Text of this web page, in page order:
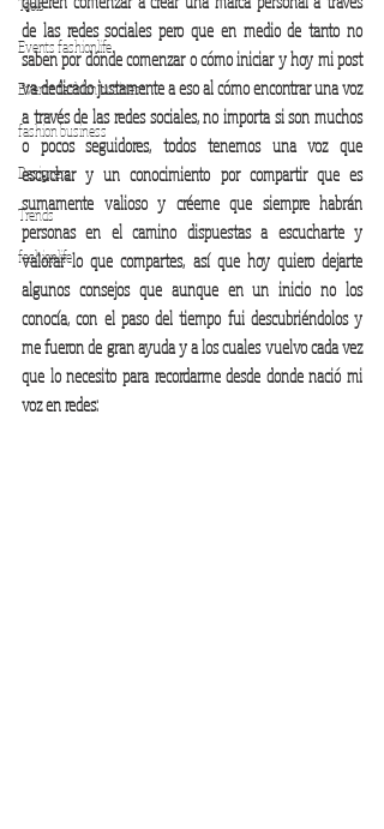
Tools
Events fashionlife
Events fashion business
fashion business
Designers
Trends
fashionlife
de las redes sociales pero que en medio de tanto no
saben por dónde comenzar o cómo iniciar y hoy mi post
va dedicado justamente a eso al cómo encontrar una voz
a través de las redes sociales, no importa si son muchos
o pocos seguidores, todos tenemos una voz que
escuchar y un conocimiento por compartir que es
sumamente valioso y créeme que siempre habrán
personas en el camino dispuestas a escucharte y
valorar lo que compartes, así que hoy quiero dejarte
algunos consejos que aunque en un inicio no los
conocía, con el paso del tiempo fui descubriéndolos y
me fueron de gran ayuda y a los cuales vuelvo cada vez
que lo necesito para recordarme desde donde nació mi
voz en redes: